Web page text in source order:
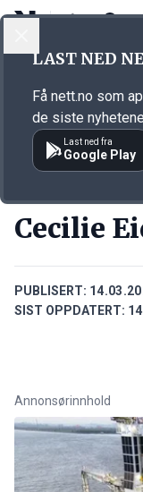
Annonsørinnhold
Cecilie
PUBLISERT:
SIST OPPDATERT:
Annonsørinnhold
LAST NED
Få nett.no som
de siste
Last ned fra
Google Play